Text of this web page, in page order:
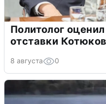
Политолог
отставки
8 августа 0